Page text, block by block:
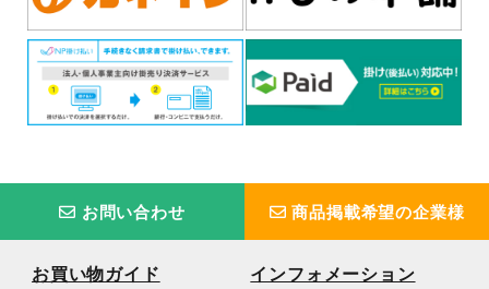
お問い合わせ 商品掲載希望の企業様
お買い物ガイド インフォメーション